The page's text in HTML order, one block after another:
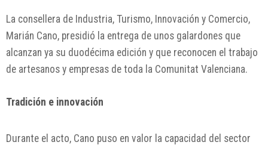
La consellera de Industria, Turismo, Innovación y Comercio,
Marián Cano, presidió la entrega de unos galardones que
alcanzan ya su duodécima edición y que reconocen el trabajo
de artesanos y empresas de toda la Comunitat Valenciana.
Tradición e innovación
Durante el acto, Cano puso en valor la capacidad del sector